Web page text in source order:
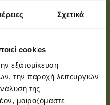
Σχετικά
cookies
εξατομίκευση
την παροχή λειτουργιών
της
μοιραζόμαστε